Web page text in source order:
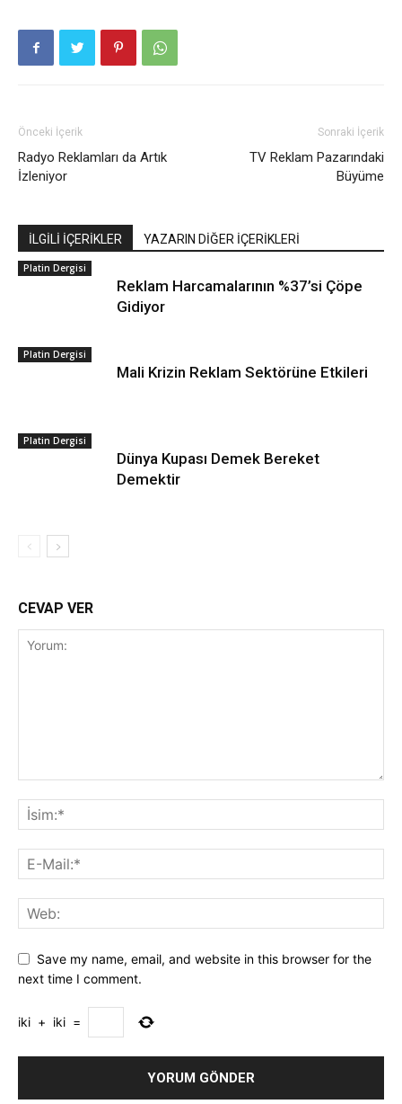
Önceki İçerik
Radyo Reklamları da Artık
İzleniyor
Sonraki İçerik
TV Reklam Pazarındaki
Büyüme
İLGİLİ İÇERİKLER YAZARIN DİĞER İÇERİKLERİ
Platin Dergisi
Reklam Harcamalarının %37’si Çöpe
Gidiyor
Platin Dergisi
Mali Krizin Reklam Sektörüne Etkileri
Platin Dergisi
Dünya Kupası Demek Bereket
Demektir
CEVAP VER
Save my name, email, and website in this browser for the
next time I comment.
iki + iki =